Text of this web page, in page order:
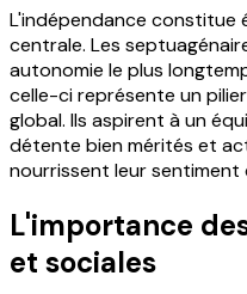
L'indépendance constitue
centrale. Les
autonomie le plus
celle-ci représente un
global. Ils aspirent à un
détente bien mérités et
nourrissent leur sentiment
L'importance
et sociales